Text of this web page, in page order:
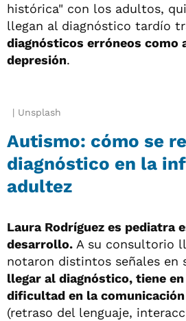
histórica" con los adultos,
llegan al diagnóstico tardío
diagnósticos erróneos como
depresión.
Unsplash
Autismo: cómo se
diagnóstico en la
adultez
Laura Rodríguez es pediatra
desarrollo. A su consultorio
notaron distintos señales en
llegar al diagnóstico, tiene
dificultad en la
(retraso del lenguaje,